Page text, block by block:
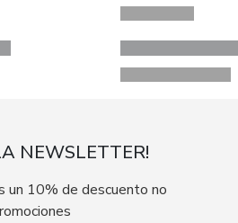
NEWSLETTER!
un 10% de descuento no